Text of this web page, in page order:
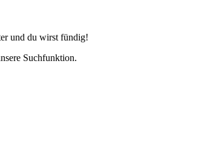
und du wirst fündig!
Suchfunktion.